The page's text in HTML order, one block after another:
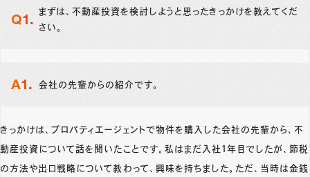
まずは、不動産投資を検討しようと思ったきっかけを教えてくだ
さい。
会社の先輩からの紹介です。
きっかけは、プロパティエージェントで物件を購入した会社の先輩から、不
動産投資について話を聞いたことです。私はまだ入社1年目でしたが、節税
の方法や出口戦略について教わって、興味を持ちました。ただ、当時は金銭